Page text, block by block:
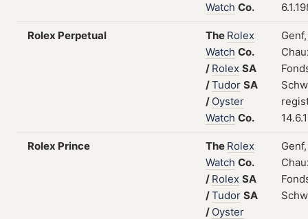
Watch Co.
Rolex Perpetual The Rolex
Watch Co.
/ Rolex SA
/Tudor SA
/ Oyster
Watch Co.
Rolex Prince The Rolex
Watch Co.
/ Rolex SA
/Tudor SA
/ Oyster